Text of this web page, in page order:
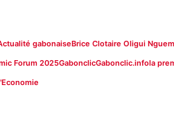
gabonaiseBrice Clotaire Oligui
Forum 2025GabonclicGabonclic.infola